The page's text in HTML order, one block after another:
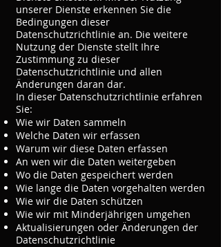
unserer Dienste erkennen Sie die
Bedingungen dieser
Datenschutzrichtlinie an. Die weitere
Nutzung der Dienste stellt Ihre
Zustimmung zu dieser
Datenschutzrichtlinie und allen
Änderungen daran dar.
In dieser Datenschutzrichtlinie erfahren
Sie:
Wie wir Daten sammeln
Welche Daten wir erfassen
Warum wir diese Daten erfassen
An wen wir die Daten weitergeben
Wo die Daten gespeichert werden
Wie lange die Daten vorgehalten werden
Wie wir die Daten schützen
Wie wir mit Minderjährigen umgehen
Aktualisierungen oder Änderungen der
Datenschutzrichtlinie